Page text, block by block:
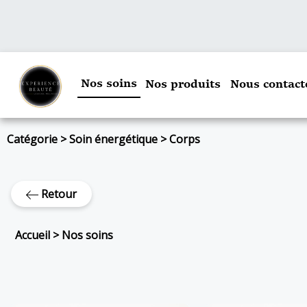
Nos soins Nos produits Nous
Catégorie >Soin énergétique >Corps
Retour
Accueil >Nos soins